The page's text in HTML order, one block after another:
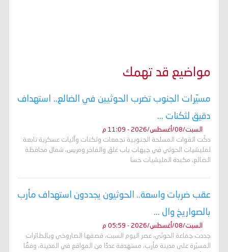
مواضيع قد تهمك
مسيّرات الجنوب تضرب الحوثيين في الضالع.. استهداف
دقيق لثكنات ...
السبت/08/أغسطس/2026 - 11:09 م
دكّت القوات المسلحة الجنوبية تجمعات وثكنات وآليات عسكرية تابعة
لمليشيات الحوثي في جبهات باب غلق والفاخر ومريس، شمال محافظة
الضالع، مكبدة المليشيات خسا
عقب ضربات واسعة.. الحوثيون يجددون استهداف مأرب
بالصواريخ وال ...
السبت/08/أغسطس/2026 - 05:59 م
جددت جماعة الحوثي، عصر اليوم السبت، قصفها الصاروخي وبالطائرات
المسيّرة على مدينة مأرب، مستهدفة عددًا من المواقع في المدينة، وفقًا